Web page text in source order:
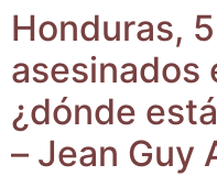
Hon­du­ras,
ase­si­na­dos
¿dón­de
– Jean Guy